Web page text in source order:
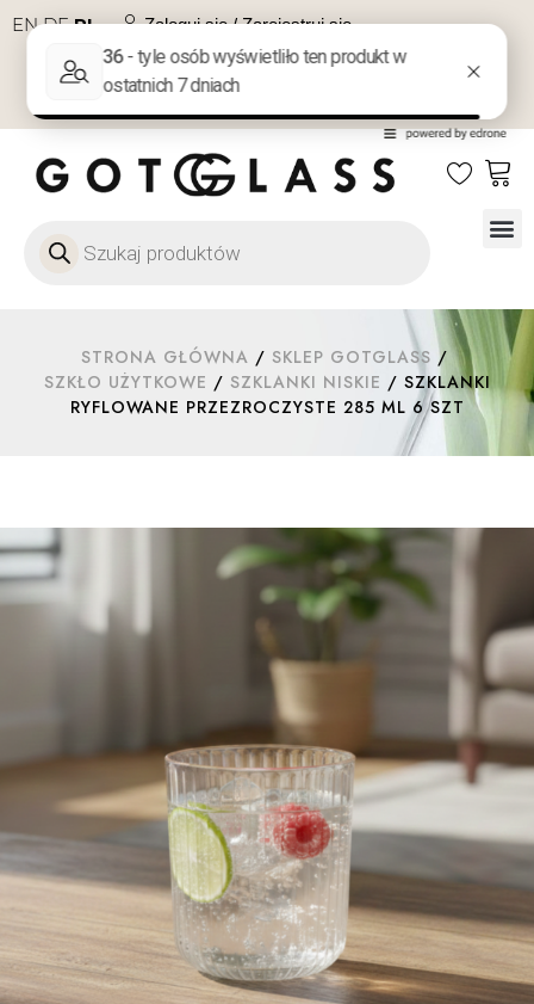
EN DE PL Zaloguj się / Zarejestruj się
NA PREZENT
STRONA GŁÓWNA / SKLEP GOTGLASS /
SZKŁO UŻYTKOWE / SZKLANKI NISKIE / SZKLANKI
RYFLOWANE PRZEZROCZYSTE 285 ML 6 SZT